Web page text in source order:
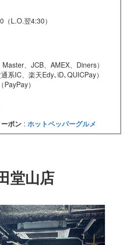
L.O.翌4:30）
、JCB、AMEX、Diners）
系IC、楽天Edy､iD､QUICPay）
）
ポン : ホットペッパーグルメ
堂山店